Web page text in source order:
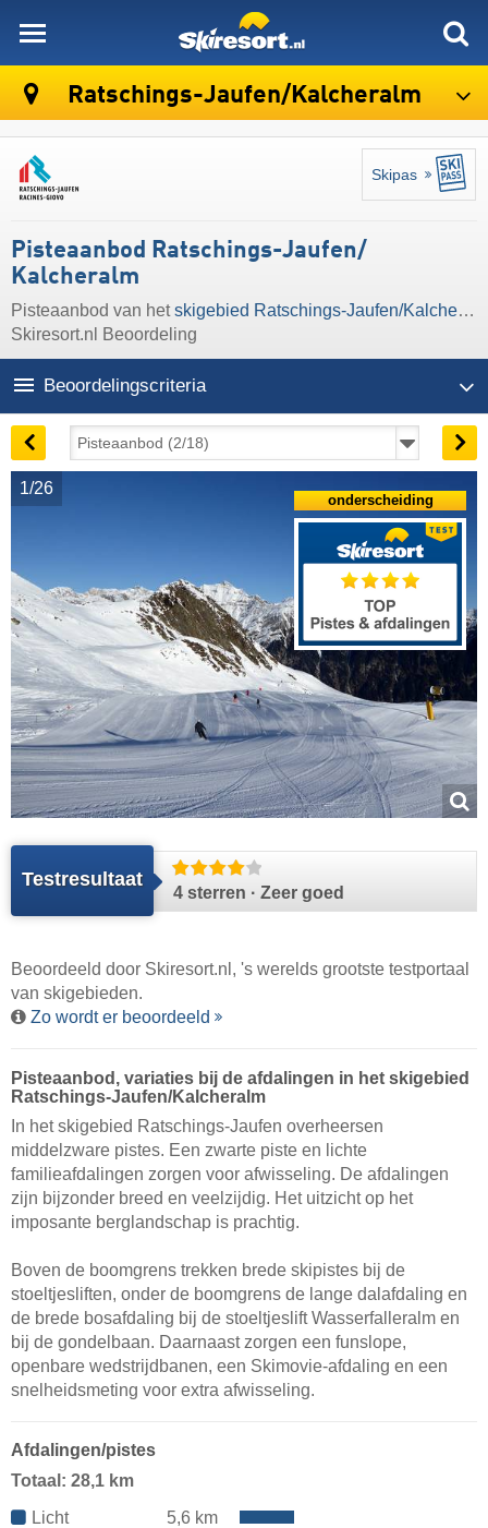
Ratschings-Jaufen/​Kalcheralm
Skipas
Pisteaanbod Ratschings-Jaufen/​
Kalcheralm
Pisteaanbod van hetskigebied Ratschings-Jaufen/​Kalcheralm
Skiresort.nl Beoordeling
Beoordelingscriteria
1/26
Testresultaat
4 sterren · Zeer goed
onderscheiding
Beoordeeld door Skiresort.nl , 's werelds grootste testportaal
van skigebieden.
Zo wordt er beoordeeld
Pisteaanbod, variaties bij de afdalingen in het skigebied
Ratschings-Jaufen/​Kalcheralm
In het skigebied Ratschings-Jaufen overheersen
middelzware pistes. Een zwarte piste en lichte
familieafdalingen zorgen voor afwisseling. De afdalingen
zijn bijzonder breed en veelzijdig. Het uitzicht op het
imposante berglandschap is prachtig.
Boven de boomgrens trekken brede skipistes bij de
stoeltjesliften, onder de boomgrens de lange dalafdaling en
de brede bosafdaling bij de stoeltjeslift Wasserfalleralm en
bij de gondelbaan. Daarnaast zorgen een funslope,
openbare wedstrijdbanen, een Skimovie-afdaling en een
snelheidsmeting voor extra afwisseling.
Afdalingen/pistes
Totaal: 28,1 km
Licht
5,6 km